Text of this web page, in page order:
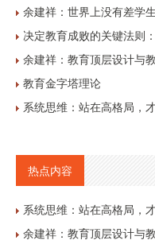
余建祥：世界上没有差学
决定教育成败的关键法则
余建祥：教育顶层设计与
教育金字塔理论
系统思维：站在高格局，
热点内容
系统思维：站在高格局，
余建祥：教育顶层设计与